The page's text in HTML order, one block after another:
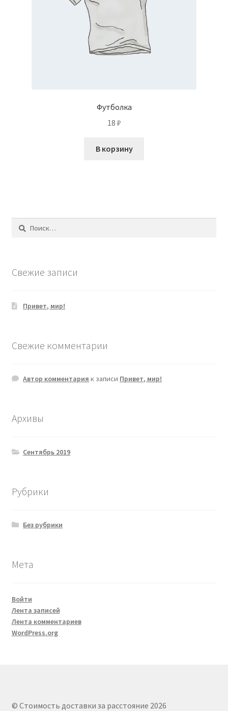
Футболка
18 ₽
В корзину
Найти:
Свежие записи
Привет, мир!
Свежие комментарии
Автор комментария к записи Привет, мир!
Архивы
Сентябрь 2019
Рубрики
Без рубрики
Мета
Войти
Лента записей
Лента комментариев
WordPress.org
© Стоимость доставки за расстояние 2026